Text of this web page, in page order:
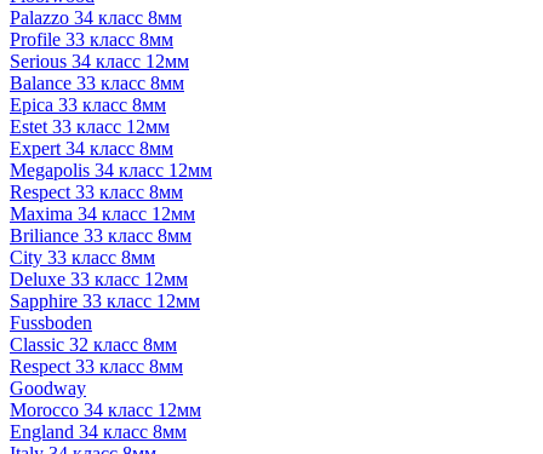
Palazzo 34 класс 8мм
Profile 33 класс 8мм
Serious 34 класс 12мм
Balance 33 класс 8мм
Epica 33 класс 8мм
Estet 33 класс 12мм
Expert 34 класс 8мм
Megapolis 34 класс 12мм
Respect 33 класс 8мм
Maxima 34 класс 12мм
Briliance 33 класс 8мм
City 33 класс 8мм
Deluxe 33 класс 12мм
Sapphire 33 класс 12мм
Fussboden
Classic 32 класс 8мм
Respect 33 класс 8мм
Goodway
Morocco 34 класс 12мм
England 34 класс 8мм